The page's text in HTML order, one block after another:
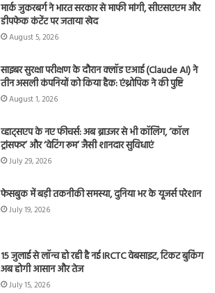
मार्क जुकरबर्ग ने भारत सरकार से माफी मांगी, सीएसएएम और
डीपफेक कंटेंट पर जताया खेद
August 5, 2026
साइबर सुरक्षा परीक्षण के दौरान क्लॉड एआई (Claude AI) ने
तीन असली कंपनियों को किया हैक: एंथ्रोपिक ने की पुष्टि
August 1, 2026
व्हाट्सएप के नए फीचर्स: अब ब्राउजर से भी कॉलिंग, ‘कॉल
ट्रांसफर’ और ‘वेटिंग रूम’ जैसी शानदार सुविधाएं
July 29, 2026
फेसबुक में बड़ी तकनीकी समस्या, दुनिया भर के यूजर्स परेशान
July 19, 2026
15 जुलाई से लॉन्च हो रही है नई IRCTC वेबसाइट, टिकट बुकिंग
अब होगी आसान और तेज
July 15, 2026